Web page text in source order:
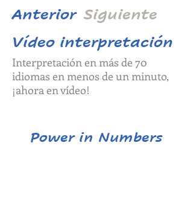
Anterior Siguiente
Vídeo interpretación
Interpretación en más de 70
idiomas en menos de un minuto,
¡ahora en vídeo!
Power in Numbers